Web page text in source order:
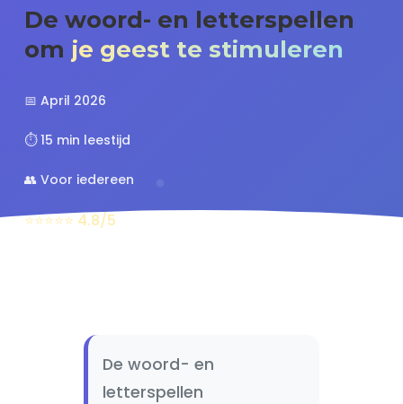
De woord- en letterspellen
om je geest te stimuleren
📅 April 2026
⏱️ 15 min leestijd
👥 Voor iedereen
⭐⭐⭐⭐⭐ 4.8/5
De woord- en
letterspellen